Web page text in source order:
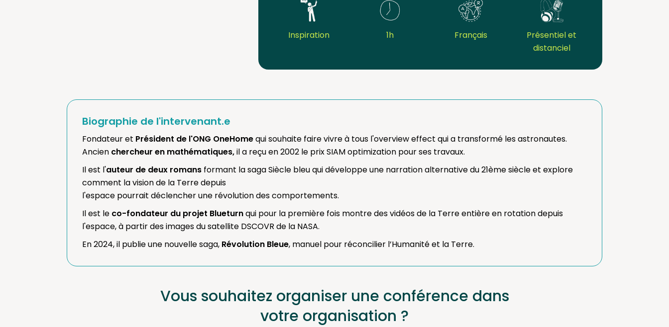
Inspiration 1h Français
Présentiel et
distanciel
Biographie de l'intervenant.e
Fondateur et Président de l'ONG OneHomequi souhaite faire vivre à tous l'overview effect qui a transformé les astronautes.
Ancien chercheur en mathématiques,il a reçu en 2002 le prix SIAM optimization pour ses travaux.
Il est l'auteur de deux romans formant la saga Siècle bleu qui développe une narration alternative du 21ème siècle et explore
comment la vision de la Terre depuis
l'espace pourrait déclencher une révolution des comportements.
Il est le co-fondateur du projet Blueturnqui pour la première fois montre des vidéos de la Terre entière en rotation depuis
l'espace, à partir des images du satellite DSCOVR de la NASA.
En 2024, il publie une nouvelle saga, Révolution Bleue, manuel pour réconcilier l’Humanité et la Terre.
Vous souhaitez organiser une conférence dans
votre organisation ?